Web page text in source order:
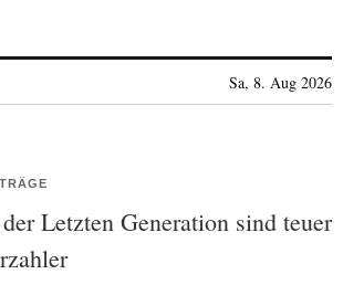
Sa, 8. Aug 2026
Letzten Generation sind teuer